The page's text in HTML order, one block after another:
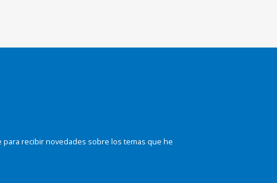
recibir novedades sobre los temas que he